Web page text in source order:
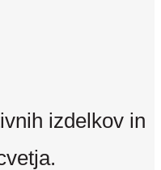
izdelkov in